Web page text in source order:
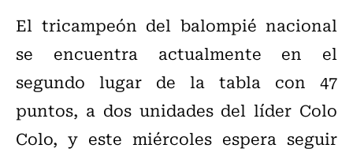
El tricampeón del balompié nacional
se encuentra actualmente en el
segundo lugar de la tabla con 47
puntos, a dos unidades del líder Colo
Colo, y este miércoles espera seguir